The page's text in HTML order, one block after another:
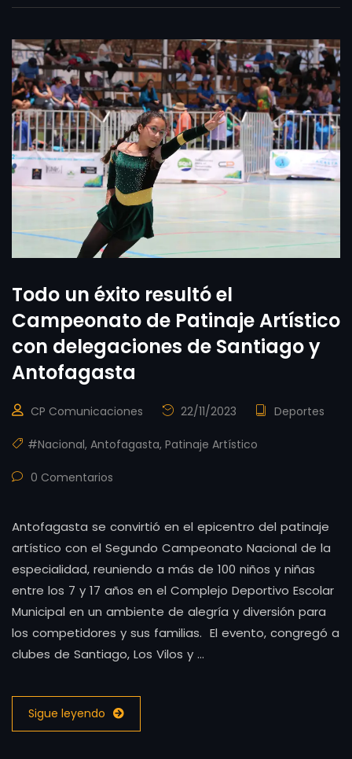
Todo un éxito resultó el
Campeonato de Patinaje Artístico
con delegaciones de Santiago y
Antofagasta
CP Comunicaciones 22/11/2023 Deportes
#Nacional, Antofagasta, Patinaje Artístico
0 Comentarios
Antofagasta se convirtió en el epicentro del patinaje
artístico con el Segundo Campeonato Nacional de la
especialidad, reuniendo a más de 100 niños y niñas
entre los 7 y 17 años en el Complejo Deportivo Escolar
Municipal en un ambiente de alegría y diversión para
los competidores y sus familias. El evento, congregó a
clubes de Santiago, Los Vilos y …
Sigue leyendo